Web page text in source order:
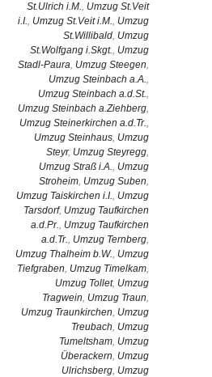
St.Ulrich i.M., Umzug St.Veit
i.I., Umzug St.Veit i.M., Umzug
St.Willibald, Umzug
St.Wolfgang i.Skgt., Umzug
Stadl-Paura, Umzug Steegen,
Umzug Steinbach a.A.,
Umzug Steinbach a.d.St.,
Umzug Steinbach a.Ziehberg,
Umzug Steinerkirchen a.d.Tr.,
Umzug Steinhaus, Umzug
Steyr, Umzug Steyregg,
Umzug Straß i.A., Umzug
Stroheim, Umzug Suben,
Umzug Taiskirchen i.I., Umzug
Tarsdorf, Umzug Taufkirchen
a.d.Pr., Umzug Taufkirchen
a.d.Tr., Umzug Ternberg,
Umzug Thalheim b.W., Umzug
Tiefgraben, Umzug Timelkam,
Umzug Tollet, Umzug
Tragwein, Umzug Traun,
Umzug Traunkirchen, Umzug
Treubach, Umzug
Tumeltsham, Umzug
Überackern, Umzug
Ulrichsberg, Umzug